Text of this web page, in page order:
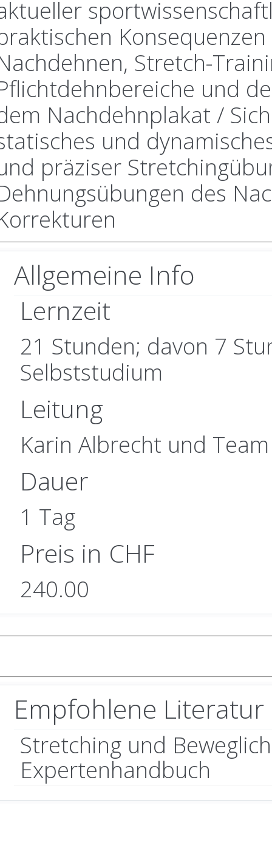
Stretch-
und
Nachdehnplakat /
und
präziser
des
Allgemeine Info
Lernzeit
21 Stunden; davon 7
Selbststudium
Leitung
Karin Albrecht und Team
Dauer
1 Tag
Preis in CHF
240.00
Empfohlene Literatur
Stretching und
Expertenhandbuch